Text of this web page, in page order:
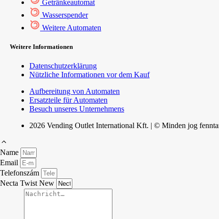
Getränkeautomat
Wasserspender
Weitere Automaten
Weitere Informationen
Datenschutzerklärung
Nützliche Informationen vor dem Kauf
Aufbereitung von Automaten
Ersatzteile für Automaten
Besuch unseres Unternehmens
2026 Vending Outlet International Kft. | © Minden jog
Name
Email
Telefonszám
Necta Twist New